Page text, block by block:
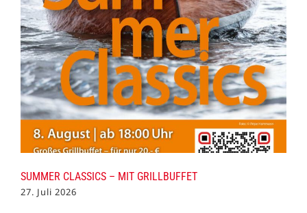
SUMMER CLASSICS – MIT GRILLBUFFET
27. Juli 2026